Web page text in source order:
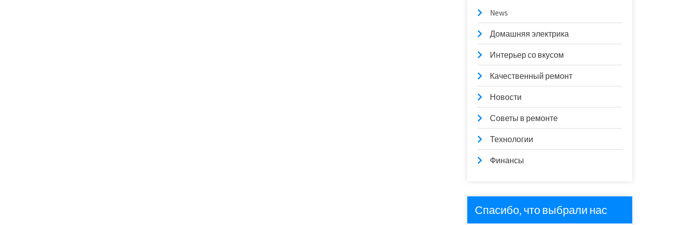
News
Домашняя электрика
Интерьер со вкусом
Качественный ремонт
Новости
Советы в ремонте
Технологии
Финансы
Спасибо, что выбрали нас